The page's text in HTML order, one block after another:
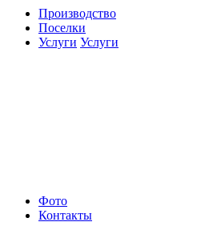
Производство
Поселки
Услуги Услуги
Фото
Контакты